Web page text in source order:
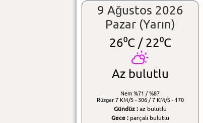
9 Ağustos 2026
Pazar (Yarın)
26⁰C /22⁰C
Az bulutlu
Nem %71 / %87
Rüzgar 7 KM/S - 306 / 7 KM/S - 170
Gündüz :az bulutlu
Gece :parçalı bulutlu